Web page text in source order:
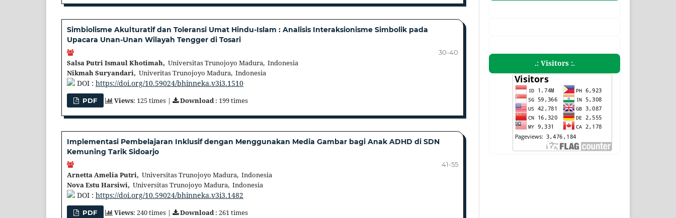
Simbiolisme Akulturatif dan Toleransi Umat Hindu-Islam : Analisis Interaksionisme Simbolik pada
Upacara Unan-Unan Wilayah Tengger di Tosari
Salsa Putri Ismaul Khotimah, Universitas Trunojoyo Madura, Indonesia
Nikmah Suryandari, Univeritas Trunojoyo Madura, Indonesia
30-40
DOI : https://doi.org/10.59024/bhinneka.v3i3.1510
PDF Views: 125 times | Download: 199 times
Implementasi Pembelajaran Inklusif dengan Menggunakan Media Gambar bagi Anak ADHD di SDN
Kemuning Tarik Sidoarjo
Arnetta Amelia Putri, Universitas Trunojoyo Madura, Indonesia
Nova Estu Harsiwi, Universitas Trunojoyo Madura, Indonesia
41-55
DOI : https://doi.org/10.59024/bhinneka.v3i3.1482
PDF Views: 240 times | Download: 261 times
.: Visitors :.